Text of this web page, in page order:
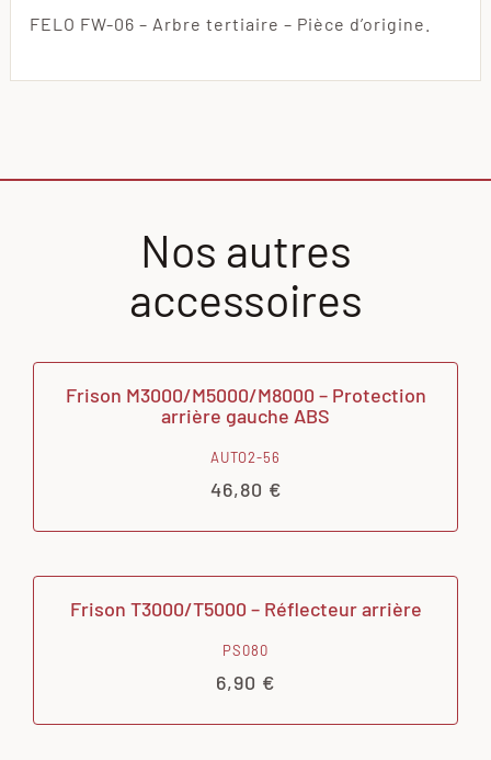
FELO FW-06 – Arbre tertiaire – Pièce d’origine.
Nos autres
accessoires
Frison M3000/M5000/M8000 – Protection
arrière gauche ABS
AUTO2-56
46,80 €
Frison T3000/T5000 – Réflecteur arrière
PS080
6,90 €